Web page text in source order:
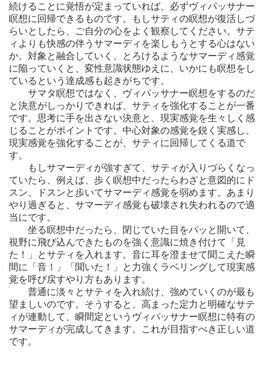
続けることに覚悟が定まっていれば、必ずヴィパッサナー
瞑想に回帰できるものです。もしサティの瞑想が復活しづ
らいとしたら、ご自分の心をよく観察してください。サテ
ィよりも快感の伴うサマーディを楽しもうとする心はない
か。対象と融合していく、とろけるようなサマーディ感覚
に陥っていくと、変性意識状態ゆえに、いかにも瞑想をし
ているという達成感も起きがちです。
サマタ瞑想ではなく、ヴィパッサナー瞑想をするのだ
と決意がしっかりできれば、サティを強化することが一番
です。思考に手を出さない決意と、現実感覚を生々しく感
じることがポイントです。中心対象の感覚を鋭く実感し、
現実感覚を強化することが、サティに回帰してくる道で
す。
もしサマーディが強すぎて、サティが入りづらくなっ
ていたら、例えば、歩く瞑想中だったらわざと意図的にド
スン、ドスンと歩いてサマーディ感覚を弱めます。あまり
やり過ぎると、サマーディ感覚も破壊され失われるので適
当にです。
坐る瞑想中だったら、閉じていた目をパッと開いて、
視野に飛び込んできたものを強く意識に焼き付けて「見
た！」とサティを入れます。音に耳を澄ませて聞こえた瞬
間に「音！」「聞いた！」と力強くラベリングして現実感
覚を呼び戻すやり方もあります。
普通に淡々とサティを入れ続け、強めていくのが最も
望ましいのです。そうすると、高まった定力と明確なサテ
ィが連動して、瞬間定というヴィパッサナー瞑想に特有の
サマーディが完成してきます。これが目指すべき正しい道
です。